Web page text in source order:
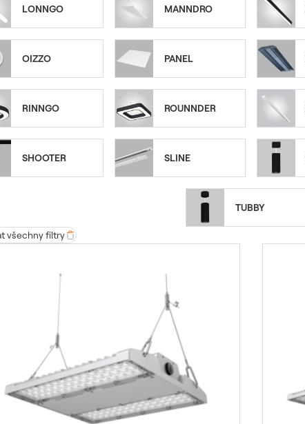
LONNGO MANNDRO
OIZZO PANEL
RINNGO ROUNNDER
SHOOTER SLINE
TUBBY
všechny filtry